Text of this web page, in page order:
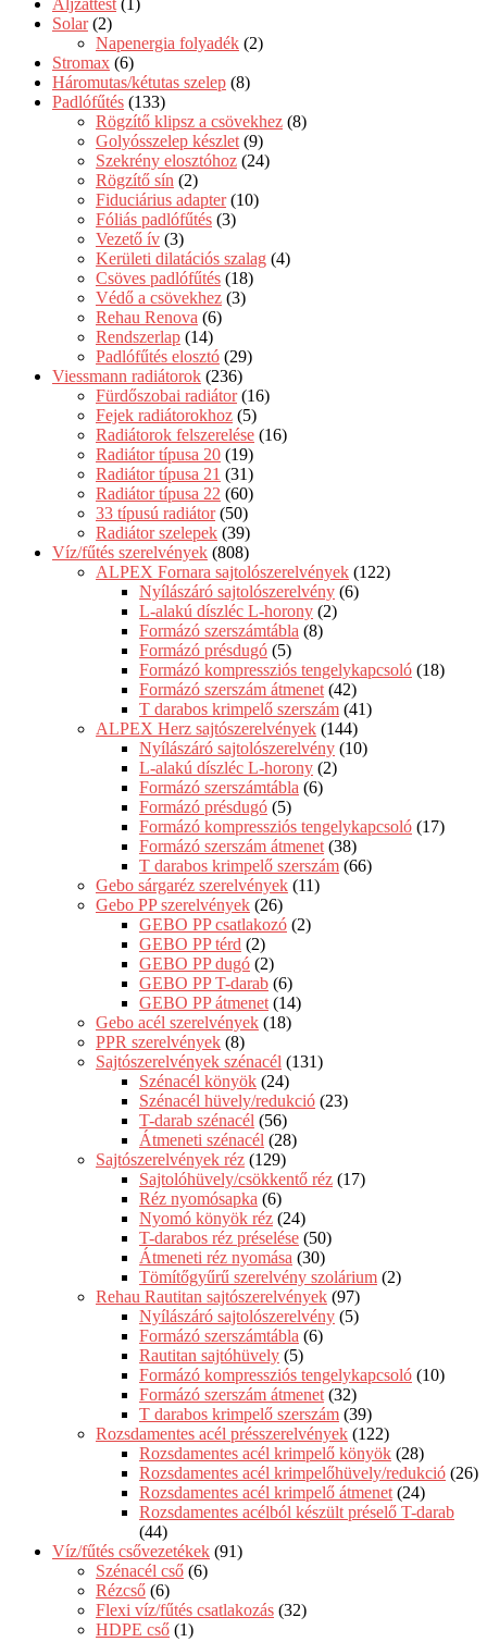
Solar (2)
Napenergia folyadék (2)
Stromax (6)
Háromutas/kétutas szelep (8)
Padlófűtés (133)
Rögzítő klipsz a csövekhez (8)
Golyósszelep készlet (9)
Szekrény elosztóhoz (24)
Rögzítő sín (2)
Fiduciárius adapter (10)
Fóliás padlófűtés (3)
Vezető ív (3)
Kerületi dilatációs szalag (4)
Csöves padlófűtés (18)
Védő a csövekhez (3)
Rehau Renova (6)
Rendszerlap (14)
Padlófűtés elosztó (29)
Viessmann radiátorok (236)
Fürdőszobai radiátor (16)
Fejek radiátorokhoz (5)
Radiátorok felszerelése (16)
Radiátor típusa 20 (19)
Radiátor típusa 21 (31)
Radiátor típusa 22 (60)
33 típusú radiátor (50)
Radiátor szelepek (39)
Víz/fűtés szerelvények (808)
ALPEX Fornara sajtolószerelvények (122)
Nyílászáró sajtolószerelvény (6)
L-alakú díszléc L-horony (2)
Formázó szerszámtábla (8)
Formázó présdugó (5)
Formázó kompressziós tengelykapcsoló (18)
Formázó szerszám átmenet (42)
T darabos krimpelő szerszám (41)
ALPEX Herz sajtószerelvények (144)
Nyílászáró sajtolószerelvény (10)
L-alakú díszléc L-horony (2)
Formázó szerszámtábla (6)
Formázó présdugó (5)
Formázó kompressziós tengelykapcsoló (17)
Formázó szerszám átmenet (38)
T darabos krimpelő szerszám (66)
Gebo sárgaréz szerelvények (11)
Gebo PP szerelvények (26)
GEBO PP csatlakozó (2)
GEBO PP térd (2)
GEBO PP dugó (2)
GEBO PP T-darab (6)
GEBO PP átmenet (14)
Gebo acél szerelvények (18)
PPR szerelvények (8)
Sajtószerelvények szénacél (131)
Szénacél könyök (24)
Szénacél hüvely/redukció (23)
T-darab szénacél (56)
Átmeneti szénacél (28)
Sajtószerelvények réz (129)
Sajtolóhüvely/csökkentő réz (17)
Réz nyomósapka (6)
Nyomó könyök réz (24)
T-darabos réz préselése (50)
Átmeneti réz nyomása (30)
Tömítőgyűrű szerelvény szolárium (2)
Rehau Rautitan sajtószerelvények (97)
Nyílászáró sajtolószerelvény (5)
Formázó szerszámtábla (6)
Rautitan sajtóhüvely (5)
Formázó kompressziós tengelykapcsoló (10)
Formázó szerszám átmenet (32)
T darabos krimpelő szerszám (39)
Rozsdamentes acél présszerelvények (122)
Rozsdamentes acél krimpelő könyök (28)
Rozsdamentes acél krimpelőhüvely/redukció (26)
Rozsdamentes acél krimpelő átmenet (24)
Rozsdamentes acélból készült préselő T-darab
(44)
Víz/fűtés csővezetékek (91)
Szénacél cső (6)
Rézcső (6)
Flexi víz/fűtés csatlakozás (32)
HDPE cső (1)